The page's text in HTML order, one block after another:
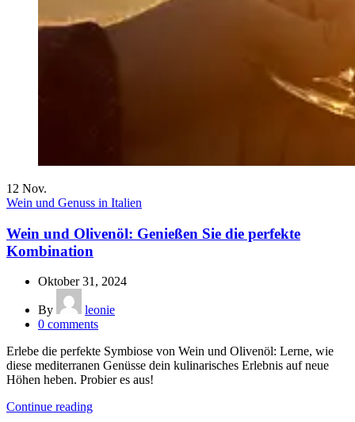
12 Nov.
Wein und Genuss in Italien
Wein und Olivenöl: Genießen Sie die perfekte
Kombination
Oktober 31, 2024
By
leonie
0 comments
Erlebe die perfekte Symbiose von Wein und Olivenöl: Lerne, wie
diese mediterranen Genüsse dein kulinarisches Erlebnis auf neue
Höhen heben. Probier es aus!
Continue reading